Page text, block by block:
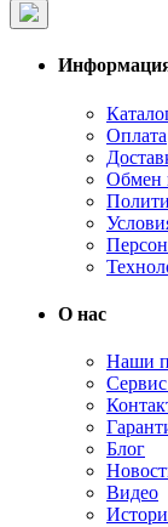
Оплата
Обмен
О нас
Наши
Блог
Видео